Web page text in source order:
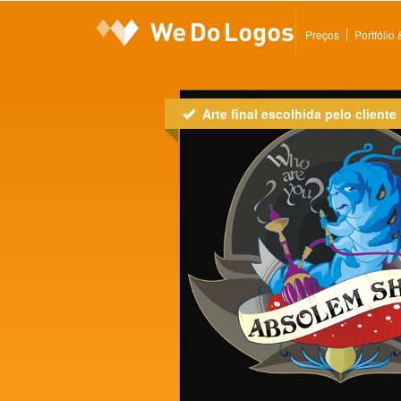
Preços Portfólio
Arte final escolhida pelo cliente